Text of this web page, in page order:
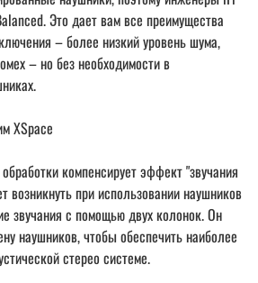
Это дает вам все преимущества
– более низкий уровень шума,
– но без необходимости в
XSpace
компенсирует эффект "звучания
возникнуть при использовании наушников
звучания с помощью двух колонок. Он
наушников, чтобы обеспечить наиболее
стерео системе.